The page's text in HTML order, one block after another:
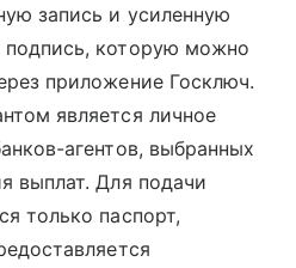
запись и усиленную
которую можно
приложение Госключ.
является личное
агентов, выбранных
выплат. Для подачи
только паспорт,